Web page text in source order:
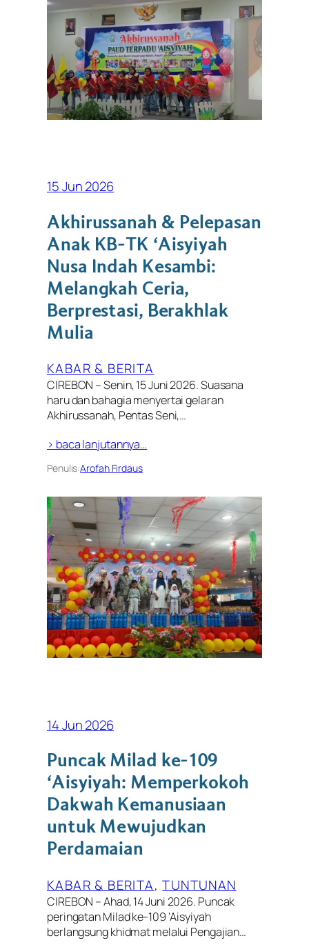
15 Jun 2026
Akhirussanah & Pelepasan
Anak KB-TK ‘Aisyiyah
Nusa Indah Kesambi:
Melangkah Ceria,
Berprestasi, Berakhlak
Mulia
KABAR & BERITA
CIREBON – Senin, 15 Juni 2026. Suasana
haru dan bahagia menyertai gelaran
Akhirussanah, Pentas Seni,…
> baca lanjutannya…
Penulis:Arofah Firdaus
14 Jun 2026
Puncak Milad ke-109
‘Aisyiyah: Memperkokoh
Dakwah Kemanusiaan
untuk Mewujudkan
Perdamaian
KABAR & BERITA, TUNTUNAN
CIREBON – Ahad, 14 Juni 2026. Puncak
peringatan Milad ke-109 ‘Aisyiyah
berlangsung khidmat melalui Pengajian…